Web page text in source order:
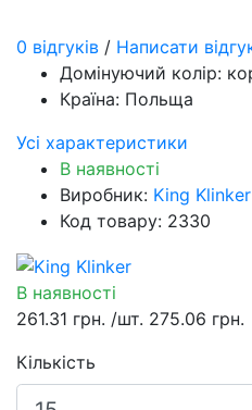
0 відгуків / Написати
Домінуючий колір:
Країна: Польща
Усі характеристики
В наявності
Виробник: King Klinker
Код товару: 2330
В наявності
261.31 грн. /шт. 275.06 грн.
Кількість